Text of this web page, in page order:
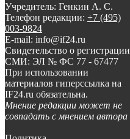
Учредитель: Генкин А. С.
Телефон редакции: +7 (495)
003-9824
E-mail: info@if24.ru
Свидетельство о регистрации
СМИ: ЭЛ № ФС 77 - 67477
При использовании
материалов гиперссылка на
IF24.ru обязательна.
Мнение редакции может не
совпадать с мнением автора